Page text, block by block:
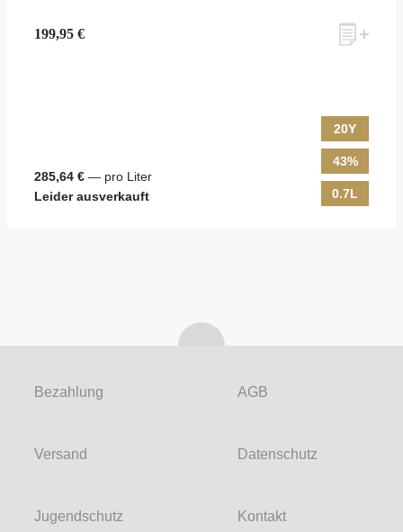
199,95 €
285,64 € — pro Liter
Leider ausverkauft
20Y
43%
0.7L
Bezahlung
Versand
AGB
Datenschutz
Jugendschutz Kontakt